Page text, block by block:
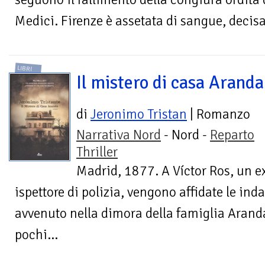
Medici. Firenze è assetata di sangue,
LIBRI
Il mistero di casa Aranda
di Jeronimo Tristan | Romanzo
Narrativa Nord - Nord - Reparto
Thriller
Madrid, 1877. A Víctor Ros, un
ispettore di polizia, vengono affidate le
avvenuto nella dimora della famiglia
pochi...